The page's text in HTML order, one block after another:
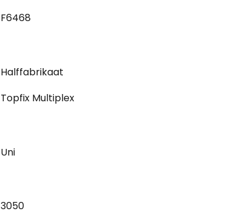
F6468
Halffabrikaat
Topfix Multiplex
Uni
3050